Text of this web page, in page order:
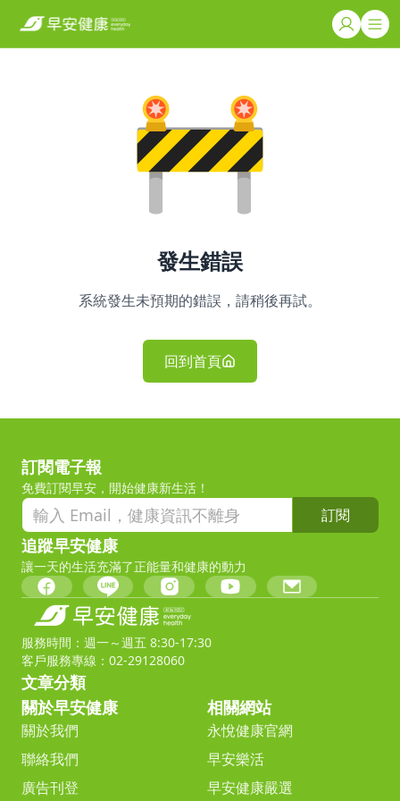
發生錯誤
系統發生未預期的錯誤，請稍後再試。
回到首頁
訂閱電子報
免費訂閱早安，開始健康新生活！
訂閱
追蹤早安健康
讓一天的生活充滿了正能量和健康的動力
服務時間：週一～週五 8:30-17:30
客戶服務專線：02-29128060
文章分類
關於早安健康
關於我們
聯絡我們
廣告刊登
相關網站
永悅健康官網
早安樂活
早安健康嚴選